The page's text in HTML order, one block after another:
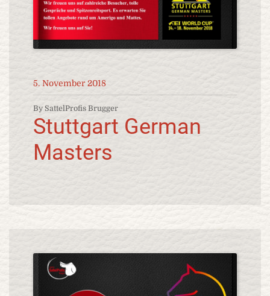
5. November 2018
By SattelProfis Brugger
Stuttgart German
Masters